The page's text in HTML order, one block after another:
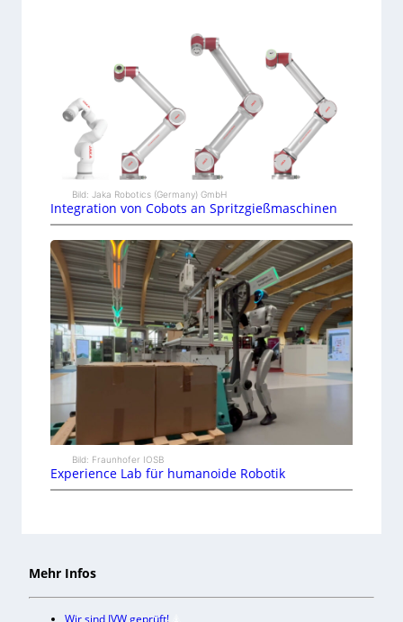
Bild: Jaka Robotics (Germany) GmbH
Integration von Cobots an Spritzgießmaschinen
Bild: Fraunhofer IOSB
Experience Lab für humanoide Robotik
Mehr Infos
Wir sind IVW geprüft!